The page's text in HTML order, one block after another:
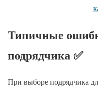
Типичные
подрядчика ✅
При выборе подрядчика